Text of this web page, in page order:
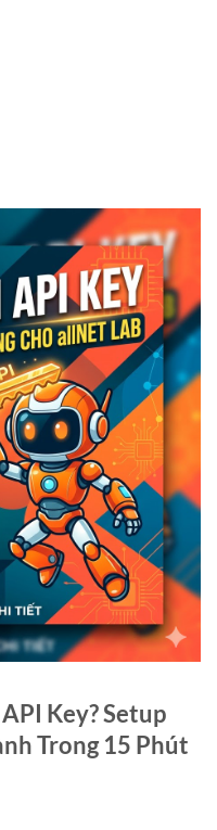
Key? Setup
Trong 15 Phút